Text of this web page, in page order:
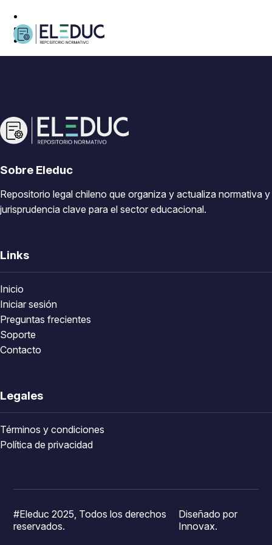
Sobre Eleduc
Repositorio legal chileno que organiza y actualiza normativa y
jurisprudencia clave para el sector educacional.
Links
Inicio
Iniciar sesión
Preguntas frecientes
Soporte
Contacto
Legales
Términos y condiciones
Política de privacidad
#Eleduc 2025, Todos los derechos
reservados.
Diseñado por
Innovax.